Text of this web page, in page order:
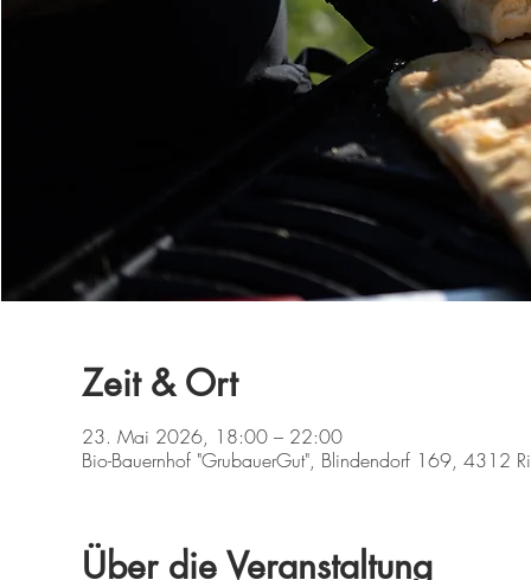
Zeit & Ort
23. Mai 2026, 18:00 – 22:00
Bio-Bauernhof "GrubauerGut", Blindendorf 169, 4312
Über die Veranstaltung